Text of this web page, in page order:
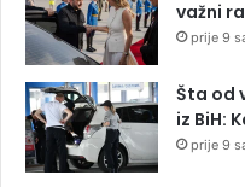
važni
prije 9
Šta od
iz BiH:
prije 9